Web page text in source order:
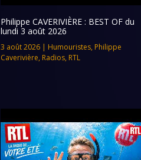
Philippe CAVERIVIÈRE : BEST OF du
lundi 3 août 2026
3 août 2026| Humouristes, Philippe
Caverivière, Radios, RTL